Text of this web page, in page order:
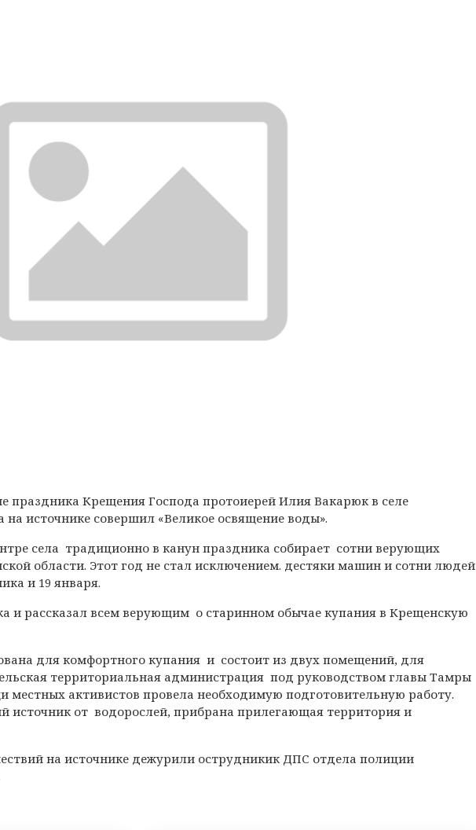
праздника Крещения Господа протоиерей Илия Вакарюк в селе
источнике совершил «Великое освящение воды».
села традиционно в канун праздника собирает сотни верующих
области. Этот год не стал исключением. дестяки машин и сотни людей
и 19 января.
и рассказал всем верующим о старинном обычае купания в Крещенскую
для комфортного купания и состоит из двух помещений, для
территориальная администрация под руководством главы Тамры
активистов провела необходимую подготовительную работу.
источник от водорослей, прибрана прилегающая территория и
на источнике дежурили острудникик ДПС отдела полиции